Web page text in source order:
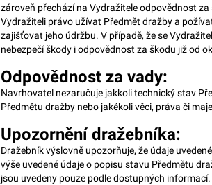
zároveň přechází na Vydražitele odpovědnost
Vydražiteli právo užívat Předmět dražby a
zajišťovat jeho údržbu. V případě, že se
nebezpečí škody i odpovědnost za škodu již od
Odpovědnost za vady:
Navrhovatel nezaručuje jakkoli technický stav
Předmětu dražby nebo jakékoli věci, práva či
Upozornění dražebníka:
Dražebník výslovně upozorňuje, že údaje
výše uvedené údaje o popisu stavu Předmětu
jsou uvedeny pouze podle dostupných